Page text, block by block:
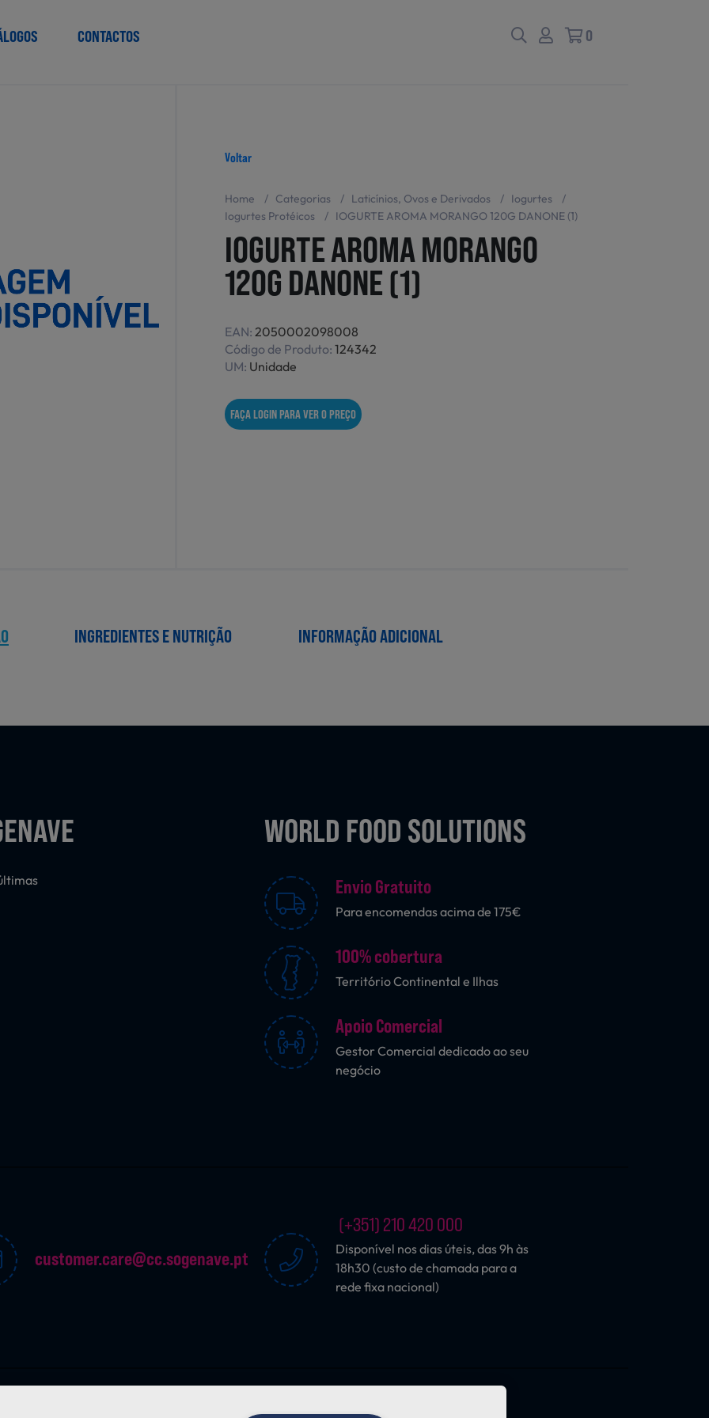
CONTACTOS 0
Voltar
Home / Categorias / Laticínios, Ovos e Derivados / Iogurtes
/
Iogurtes Protéicos
/ IOGURTE AROMA MORANGO 120G DANONE (1)
IOGURTE AROMA MORANGO
120G DANONE (1)
EAN: 2050002098008
Código de Produto: 124342
UM: Unidade
FAÇA LOGIN PARA VER O PREÇO
INGREDIENTES E NUTRIÇÃO INFORMAÇÃO ADICIONAL
WORLD FOOD SOLUTIONS
Envio Gratuito
Para encomendas acima de 175€
100% cobertura
Território Continental e Ilhas
Apoio Comercial
Gestor Comercial dedicado ao seu
negócio
customer.care@cc.sogenave.pt
(+351) 210 420 000
Disponível nos dias úteis, das 9h às
18h30 (custo de chamada para a
rede fixa nacional)